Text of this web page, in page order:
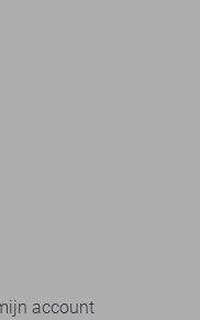
account